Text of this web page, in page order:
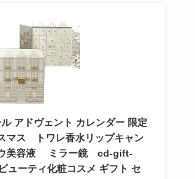
アドヴェント カレンダー 限定
マス トワレ香水リップキャン
ウ美容液 ミラー鏡 cd-gift-
ューティ化粧コスメ ギフト セ